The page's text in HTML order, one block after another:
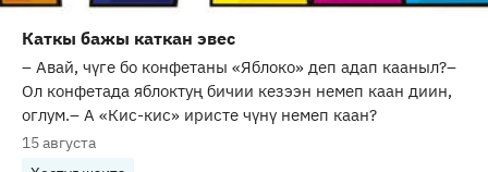
Каткы бажы каткан эвес
– Авай, чүге бо конфетаны «Яблоко» деп адап кааныл?–
Ол конфетада яблоктуң бичии кезээн немеп каан диин,
оглум.– А «Кис-кис» иристе чүнү немеп каан?
15 августа